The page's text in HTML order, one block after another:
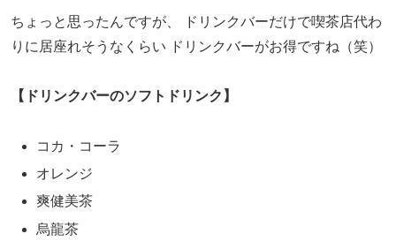
ちょっと思ったんですが、
ドリンクバーだけで喫茶店代わ
りに居座れそうなくらい ドリンクバーがお得ですね（笑）
【ドリンクバーのソフトドリンク】
コカ・コーラ
オレンジ
爽健美茶
烏龍茶